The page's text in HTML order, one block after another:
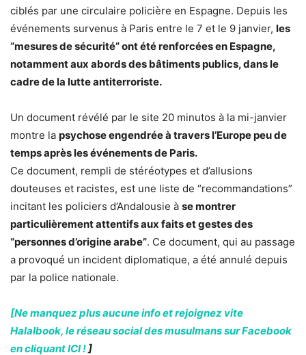
ciblés par une circulaire policière en Espagne. Depuis les
événements survenus à Paris entre le 7 et le 9 janvier, les
“mesures de sécurité” ont été renforcées en Espagne,
notamment aux abords des bâtiments publics, dans le
cadre de la lutte antiterroriste.
Un document révélé par le site 20 minutos à la mi-janvier
montre la psychose engendrée à travers l’Europe peu de
temps après les événements de Paris.
Ce document, rempli de stéréotypes et d’allusions
douteuses et racistes, est une liste de “recommandations”
incitant les policiers d’Andalousie à se montrer
particulièrement attentifs aux faits et gestes des
“personnes d’origine arabe”. Ce document, qui au passage
a provoqué un incident diplomatique, a été annulé depuis
par la police nationale.
[Ne manquez plus aucune info et rejoignez vite
Halalbook, le réseau social des musulmans sur Facebook
en cliquant ICI !]